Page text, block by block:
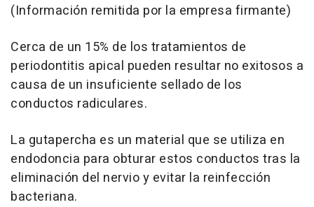
(Información remitida por la empresa firmante)
Cerca de un 15% de los tratamientos de
periodontitis apical pueden resultar no exitosos a
causa de un insuficiente sellado de los
conductos radiculares.
La gutapercha es un material que se utiliza en
endodoncia para obturar estos conductos tras la
eliminación del nervio y evitar la reinfección
bacteriana.